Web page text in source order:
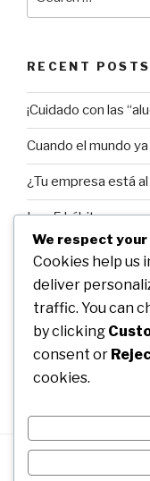
for:
RECENT POSTS
¡Cuidado con las
Cuando el mundo
¿Tu empresa está
Los 5 hábitos para
exitosos.
RECENT
ManuelManuel
We respect
Cookies help us
deliver
traffic. You can
by clicking
consent or
cookies.